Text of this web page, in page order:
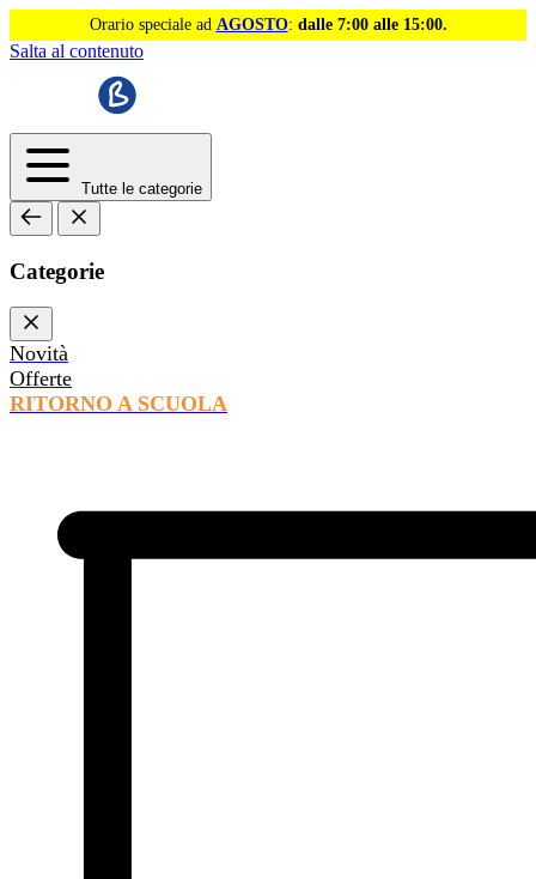
Orario speciale ad AGOSTO: dalle 7:00 alle 15:00.
Salta al contenuto
Tutte le categorie
Categorie
Novità
Offerte
RITORNO A SCUOLA